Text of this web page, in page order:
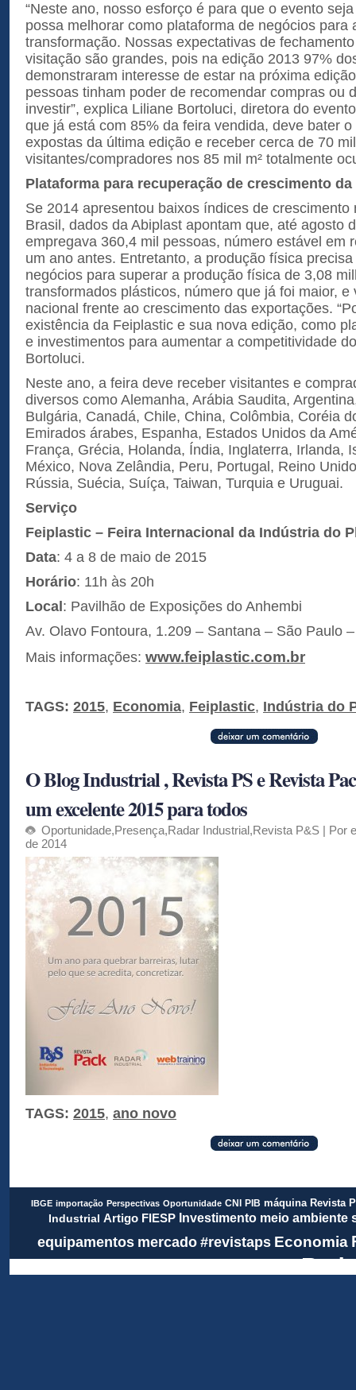
“Neste ano, nosso esforço é para que o evento
possa melhorar como plataforma de negócios para
transformação. Nossas expectativas de
visitação são grandes, pois na edição 2013 97%
demonstraram interesse de estar na próxima
pessoas tinham poder de recomendar compras ou
investir”, explica Liliane Bortoluci, diretora do
que já está com 85% da feira vendida, deve bater
expostas da última edição e receber cerca de 70 mil
visitantes/compradores nos 85 mil m² totalmente
Plataforma para recuperação de crescimento
Se 2014 apresentou baixos índices de crescimento
Brasil, dados da Abiplast apontam que, até agosto
empregava 360,4 mil pessoas, número estável em
um ano antes. Entretanto, a produção física
negócios para superar a produção física de 3,08
transformados plásticos, número que já foi maior, e
nacional frente ao crescimento das exportações.
existência da Feiplastic e sua nova edição, como
e investimentos para aumentar a competitividade
Bortoluci.
Neste ano, a feira deve receber visitantes e
diversos como Alemanha, Arábia Saudita,
Bulgária, Canadá, Chile, China, Colômbia, Coréia
Emirados árabes, Espanha, Estados Unidos da
França, Grécia, Holanda, Índia, Inglaterra, Irlanda,
México, Nova Zelândia, Peru, Portugal, Reino
Rússia, Suécia, Suíça, Taiwan, Turquia e Uruguai.
Serviço
Feiplastic – Feira Internacional da Indústria do
Data: 4 a 8 de maio de 2015
Horário: 11h às 20h
Local : Pavilhão de Exposições do Anhembi
Av. Olavo Fontoura, 1.209 – Santana – São Paulo
Mais informações: www.feiplastic.com.br
TAGS: 2015, Economia, Feiplastic, Indústria do
O Blog Industrial , Revista PS e Revista
um excelente 2015 para todos
Oportunidade,Presença,Radar Industrial,Revista P&S | Por
de 2014
TAGS: 2015, ano novo
IBGE importação Perspectivas Oportunidade CNI PIB máquina Revista
Industrial Artigo FIESP Investimento meio ambiente
equipamentos mercado #revistaps Economia